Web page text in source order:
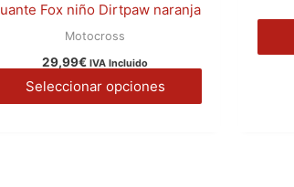
Fox niño Dirtpaw naranja
Motocross
29,99€ IVA Incluido
Seleccionar opciones
elegir